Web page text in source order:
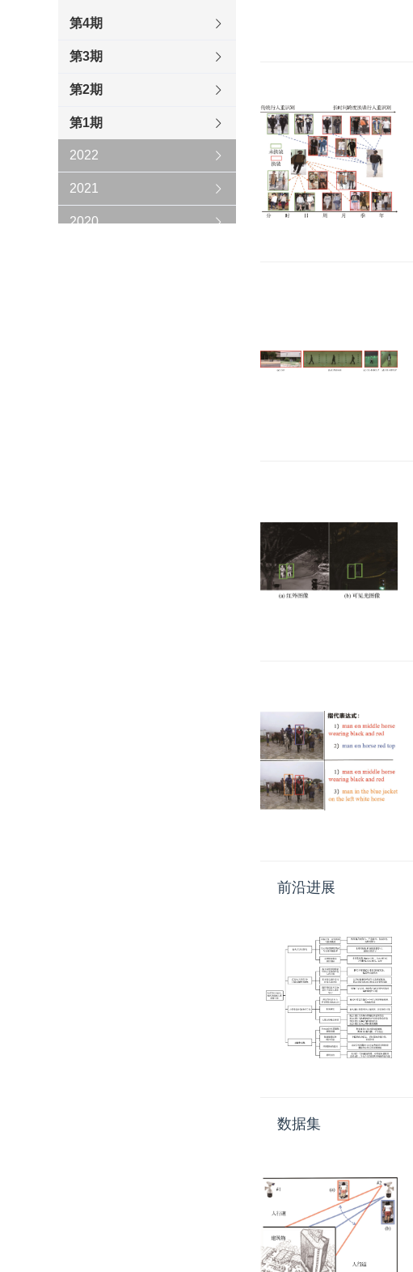
第4期
第3期
第2期
第1期
2022
2021
2020
前沿进展
数据集